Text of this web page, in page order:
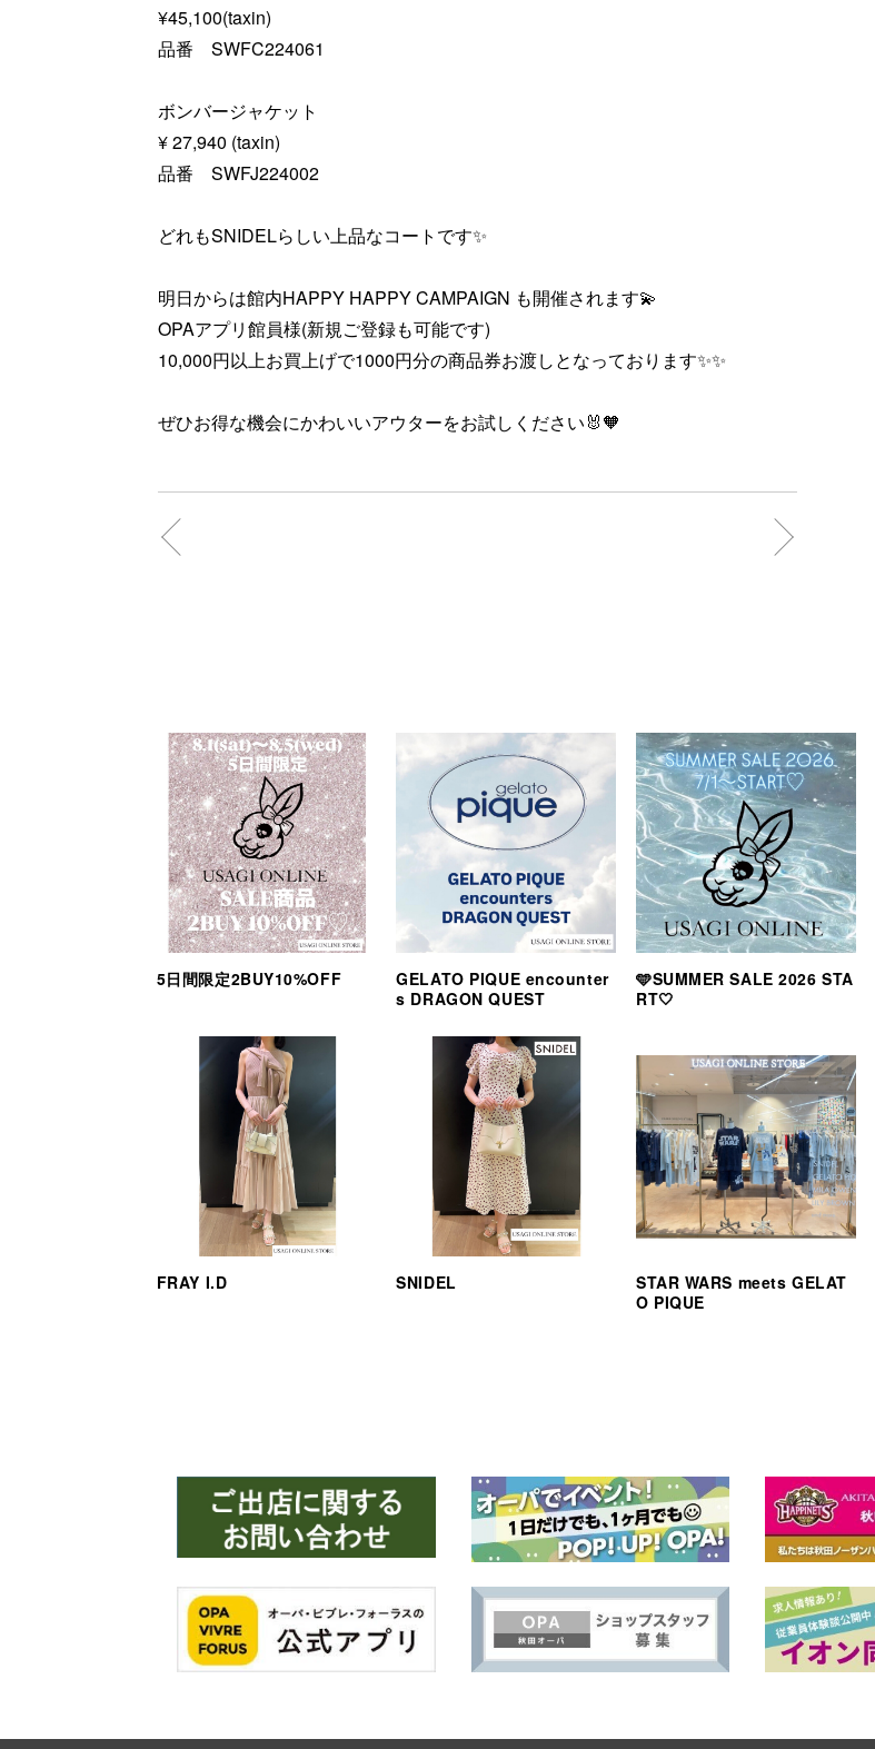
¥45,100(taxin)
品番 SWFC224061
ボンバージャケット
¥ 27,940 (taxin)
品番 SWFJ224002
どれもSNIDELらしい上品なコートです✨
明日からは館内HAPPY HAPPY CAMPAIGN も開催されます💫
OPAアプリ館員様(新規ご登録も可能です)
10,000円以上お買上げで1000円分の商品券お渡しとなっております✨✨
ぜひお得な機会にかわいいアウターをお試しください🐰🧡
5日間限定2BUY10%OFF
GELATO PIQUE encounter
s DRAGON QUEST
🩵SUMMER SALE 2026 STA
RT🤍
FRAY I.D SNIDEL
STAR WARS meets GELAT
O PIQUE